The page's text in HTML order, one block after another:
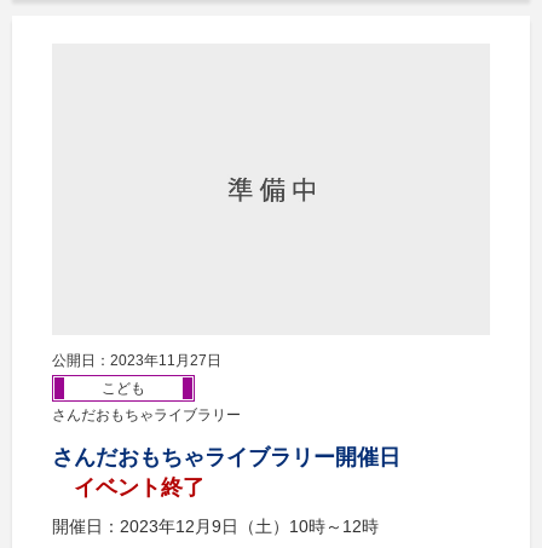
公開日：2023年11月27日
こども
さんだおもちゃライブラリー
さんだおもちゃライブラリー開催日
イベント終了
開催日：2023年12月9日（土）10時～12時